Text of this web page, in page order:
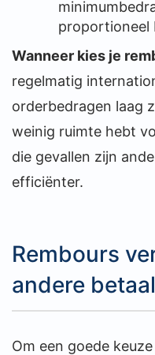
proportioneel
Wanneer kies je
regelmatig
orderbedragen laag
weinig ruimte hebt
die gevallen zijn
efficiënter.
Rembours
andere
Om een goede